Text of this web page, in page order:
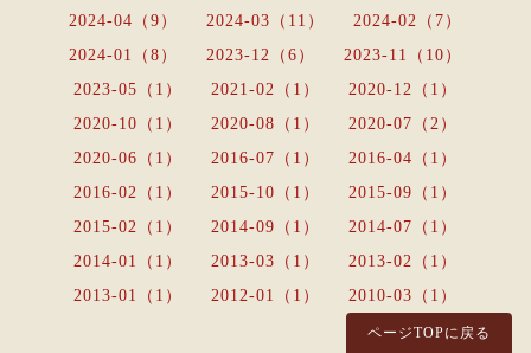
2024-04（9）
2024-03（11）
2024-02（7）
2024-01（8）
2023-12（6）
2023-11（10）
2023-05（1）
2021-02（1）
2020-12（1）
2020-10（1）
2020-08（1）
2020-07（2）
2020-06（1）
2016-07（1）
2016-04（1）
2016-02（1）
2015-10（1）
2015-09（1）
2015-02（1）
2014-09（1）
2014-07（1）
2014-01（1）
2013-03（1）
2013-02（1）
2013-01（1）
2012-01（1） 2010-03（1）
ページTOPに戻る